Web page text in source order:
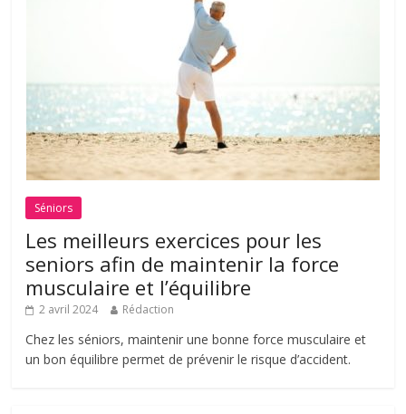
Séniors
Les meilleurs exercices pour les
seniors afin de maintenir la force
musculaire et l’équilibre
2 avril 2024 Rédaction
Chez les séniors, maintenir une bonne force musculaire et
un bon équilibre permet de prévenir le risque d’accident.